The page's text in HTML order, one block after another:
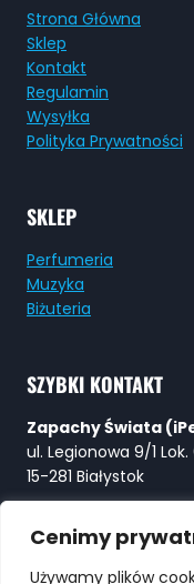
Cenimy
Używamy plików
Strona Główna
Sklep
Kontakt
Regulamin
Wysyłka
Polityka Prywatności
SKLEP
Perfumeria
Muzyka
Biżuteria
SZYBKI KONTAKT
Zapachy Świata
ul. Legionowa 9/1
15-281 Białystok
E-mail: